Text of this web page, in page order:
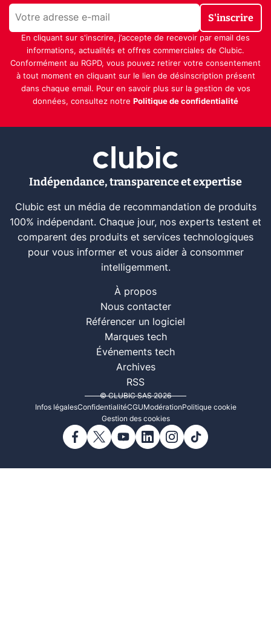
S'inscrire
En cliquant sur s'inscrire, j’accepte de recevoir par email des
informations, actualités et offres commerciales de Clubic.
Conformément au RGPD, vous pouvez retirer votre consentement
à tout moment en cliquant sur le lien de désinscription présent
dans chaque email. Pour en savoir plus sur la gestion de vos
données, consultez notre Politique de confidentialité
Indépendance, transparence et expertise
Clubic est un média de recommandation de produits
100% indépendant. Chaque jour, nos experts testent et
comparent des produits et services technologiques
pour vous informer et vous aider à consommer
intelligemment.
À propos
Nous contacter
Référencer un logiciel
Marques tech
Événements tech
Archives
RSS
© CLUBIC SAS 2026
Infos légalesConfidentialitéCGUModérationPolitique cookie
Gestion des cookies